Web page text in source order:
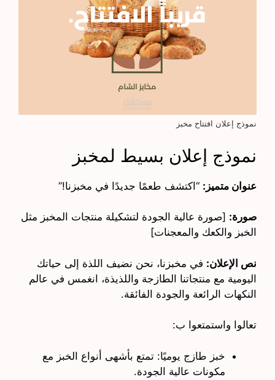
نموذج إعلان افتتاح مخبز
نموذج إعلان بسيط لمخبز
عنوان متميز: “اكتشف طعمًا جديدًا في مخبزنا!”
صورة: [صورة عالية الجودة لتشكيلة منتجات المخبز مثل
الخبز والكعك والمعجنات]
نص الإعلان: في مخبزنا، نحن نضيف اللذة إلى حياتك
اليومية مع منتجاتنا الطازجة واللذيذة، انغمس في عالم
النكهات الرائعة والجودة الفائقة.
تعالوا واستمتعوا ب:
خبز طازج يوميًا: تمتع بأشهى أنواع الخبز مع
مكونات عالية الجودة.